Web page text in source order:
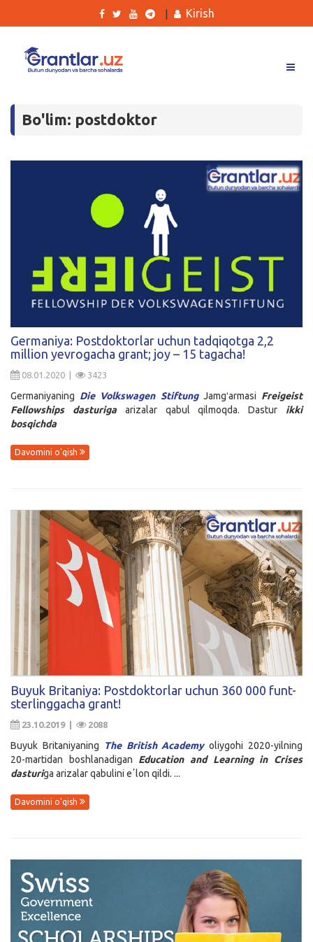
Tanlovlar
Qidirish
Kirish
Bo'lim: postdoktor
Germaniya: Postdoktorlar uchun tadqiqotga 2,2
million yevrogacha grant; joy – 15 tagacha!
08.01.2020 | 3423
Germaniyaning Die Volkswagen StiftungJamgʻarmasi Freigeist
Fellowships dasturigaarizalar qabul qilmoqda. Dastur ikki
bosqichda
Davomini o'qish
Buyuk Britaniya: Postdoktorlar uchun 360 000 funt-
sterlinggacha grant!
23.10.2019 | 2088
Buyuk Britaniyaning The British Academyoliygohi 2020-yilning
20-martidan boshlanadigan Education and Learning in Crises
dasturiga arizalar qabulini eʼlon qildi. ...
Davomini o'qish